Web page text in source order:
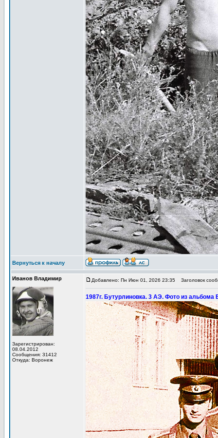
Вернуться к началу
Иванов Владимир
Зарегистрирован:
08.04.2012
Сообщения: 31412
Откуда: Воронеж
Добавлено: Пн Июн 01, 2026 23:35 Заголовок
1987г. Бутурлиновка. 3 АЭ. Фото из альбома